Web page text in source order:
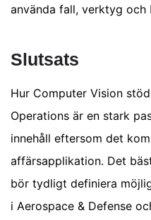
använda fall, verktyg och
Slutsats
Hur Computer Vision
Operations är en stark
innehåll eftersom det
affärsapplikation. Det
bör tydligt definiera
i Aerospace & Defense